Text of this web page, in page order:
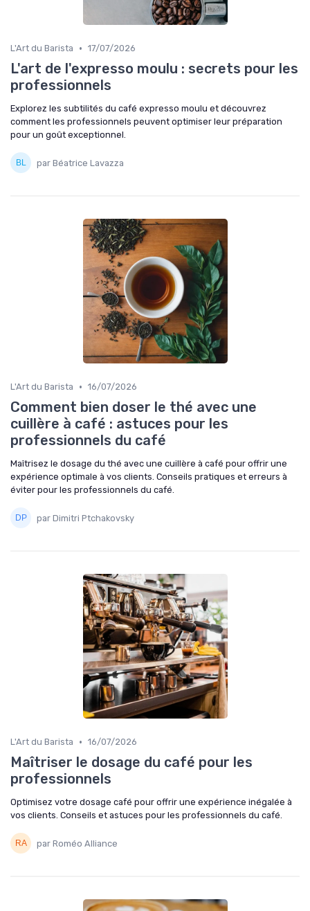
L'Art du Barista • 17/07/2026
L'art de l'expresso moulu : secrets pour les
professionnels
Explorez les subtilités du café expresso moulu et découvrez
comment les professionnels peuvent optimiser leur préparation
pour un goût exceptionnel.
par Béatrice Lavazza
L'Art du Barista • 16/07/2026
Comment bien doser le thé avec une
cuillère à café : astuces pour les
professionnels du café
Maîtrisez le dosage du thé avec une cuillère à café pour offrir une
expérience optimale à vos clients. Conseils pratiques et erreurs à
éviter pour les professionnels du café.
par Dimitri Ptchakovsky
L'Art du Barista • 16/07/2026
Maîtriser le dosage du café pour les
professionnels
Optimisez votre dosage café pour offrir une expérience inégalée à
vos clients. Conseils et astuces pour les professionnels du café.
par Roméo Alliance